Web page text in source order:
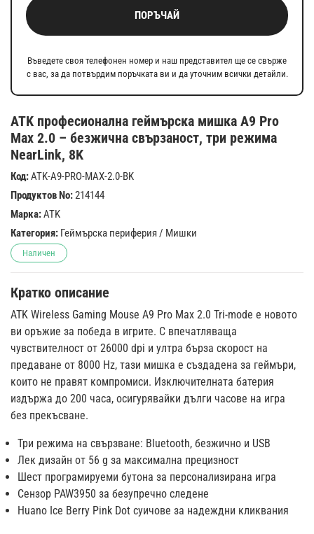
ATK професионална геймърска мишка A9 Pro
Max 2.0 – безжична свързаност, три режима
NearLink, 8K
Код:ATK-A9-PRO-MAX-2.0-BK
Продуктов No:214144
Марка:ATK
Категория: Геймърска периферия / Мишки
Наличен
Кратко описание
ATK Wireless Gaming Mouse A9 Pro Max 2.0 Tri-mode е новото
ви оръжие за победа в игрите. С впечатляваща
чувствителност от 26000 dpi и ултра бърза скорост на
предаване от 8000 Hz, тази мишка е създадена за геймъри,
които не правят компромиси. Изключителната батерия
издържа до 200 часа, осигурявайки дълги часове на игра
без прекъсване.
Три режима на свързване: Bluetooth, безжично и USB
Лек дизайн от 56 g за максимална прецизност
Шест програмируеми бутона за персонализирана игра
Сензор PAW3950 за безупречно следене
Huano Ice Berry Pink Dot суичове за надеждни кликвания
ПОРЪЧАЙ
Въведете своя телефонен номер и наш представител ще се свърже
с вас, за да потвърдим поръчката ви и да уточним всички детайли.